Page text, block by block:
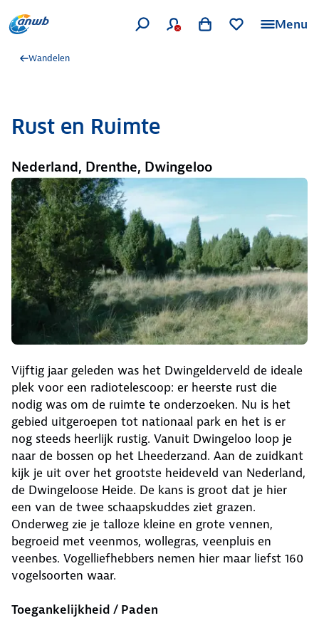
Menu
Wandelen
Rust en Ruimte
Nederland, Drenthe, Dwingeloo
Vijftig jaar geleden was het Dwingelderveld de ideale
plek voor een radiotelescoop: er heerste rust die
nodig was om de ruimte te onderzoeken. Nu is het
gebied uitgeroepen tot nationaal park en het is er
nog steeds heerlijk rustig. Vanuit Dwingeloo loop je
naar de bossen op het Lheederzand. Aan de zuidkant
kijk je uit over het grootste heideveld van Nederland,
de Dwingeloose Heide. De kans is groot dat je hier
een van de twee schaapskuddes ziet grazen.
Onderweg zie je talloze kleine en grote vennen,
begroeid met veenmos, wollegras, veenpluis en
veenbes. Vogelliefhebbers nemen hier maar liefst 160
vogelsoorten waar.
Toegankelijkheid / Paden